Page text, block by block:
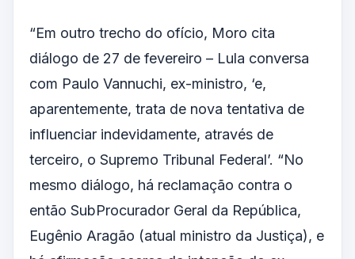
“Em outro trecho do ofício, Moro cita
diálogo de 27 de fevereiro – Lula conversa
com Paulo Vannuchi, ex-ministro, ‘e,
aparentemente, trata de nova tentativa de
influenciar indevidamente, através de
terceiro, o Supremo Tribunal Federal’. “No
mesmo diálogo, há reclamação contra o
então SubProcurador Geral da República,
Eugênio Aragão (atual ministro da Justiça), e